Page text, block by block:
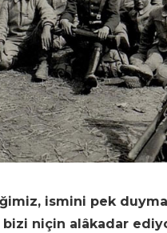
ismini pek
bizi niçin alâkadar